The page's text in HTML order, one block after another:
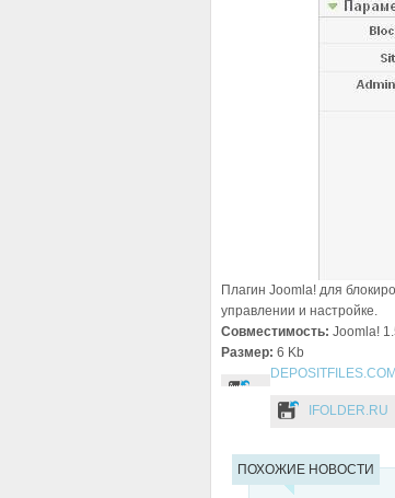
Плагин Joomla! для
управлении и настройке.
Совместимость: Joomla!
Размер: 6 Kb
DEPOSITFILES.COM
IFOLDER.RU
ПОХОЖИЕ НОВОСТИ